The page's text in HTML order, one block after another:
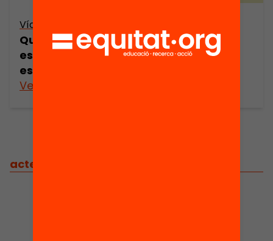
Vídeo
Quines beques motivarien els joves a
estudiar i reduirien l’abandonament
escolar prematur?
Veure’n més
actes